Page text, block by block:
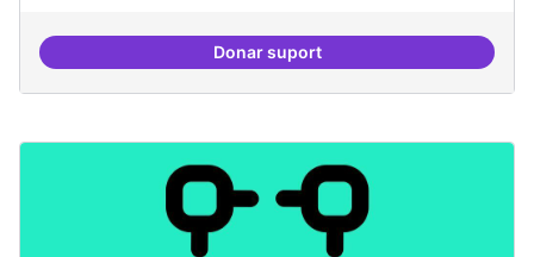
Donar suportErasmus Canòdrom